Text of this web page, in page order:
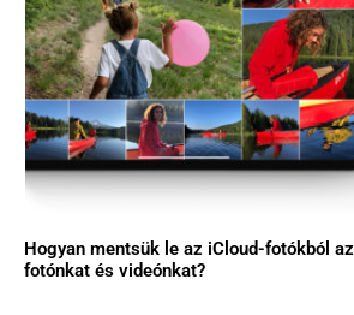
Hogyan mentsük le az iCloud-fotókból
fotónkat és videónkat?